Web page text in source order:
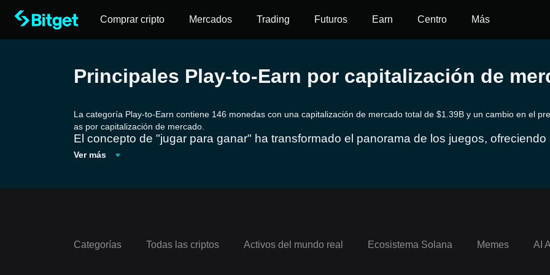
Comprar cripto Mercados Trading Futuros Earn Centro Más
Principales Play-to-Earn por capitalización de
La categoría Play-to-Earn contiene 146 monedas con una capitalización de mercado total de $1.39B y un cambio en el
as por capitalización de mercado.
El concepto de "jugar para ganar" ha transformado el panorama de los juegos, ofreciendo
ar valor real tangible o criptomonedas participando en mundos de juego virtuales. A
Ver más
Categorías Todas las criptos Activos del mundo real Ecosistema Solana Memes AI